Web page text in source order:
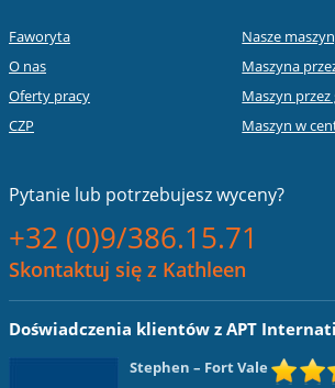
Faworyta
O nas
Oferty pracy
CZP
Nasze
Maszyna
Maszyn
Maszyn w
Pytanie lub potrzebujesz wyceny?
+32 (0)9/386.15.71
Skontaktuj się z Kathleen
Doświadczenia klientów z APT
Stephen – Fort Vale